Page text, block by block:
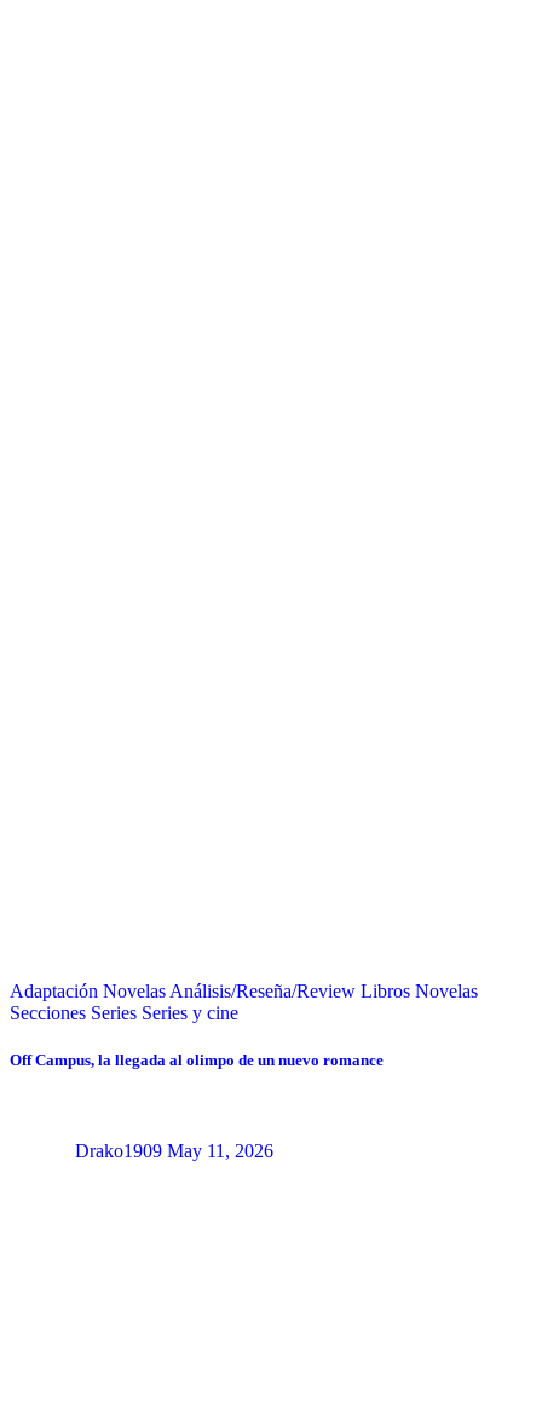
Adaptación Novelas Análisis/Reseña/Review Libros Novelas
Secciones Series Series y cine
Off Campus, la llegada al olimpo de un nuevo romance
Drako1909 May 11, 2026